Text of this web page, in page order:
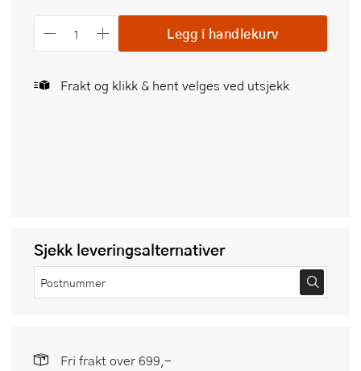
Legg i handlekurv
Frakt og klikk & hent velges ved utsjekk
Sjekk leveringsalternativer
Fri frakt over 699,-